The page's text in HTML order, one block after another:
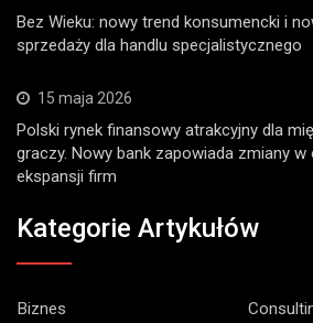
Bez Wieku: nowy trend konsumencki i
sprzedaży dla handlu specjalistycznego
15 maja 2026
Polski rynek finansowy atrakcyjny dla
graczy. Nowy bank zapowiada zmiany
ekspansji firm
Kategorie Artykułów
Biznes